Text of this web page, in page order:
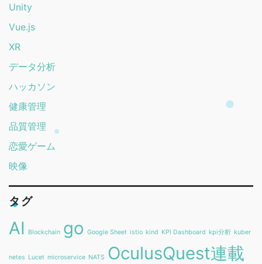
Unity
Vue.js
XR
データ分析
ハッカソン
健康管理
品質管理
恋愛ゲーム
映像
タグ
AI Blockchain go Google Sheet istio kind KPI Dashboard kpi分析 kuber
netes Lucet microservice NATS OculusQuest連載